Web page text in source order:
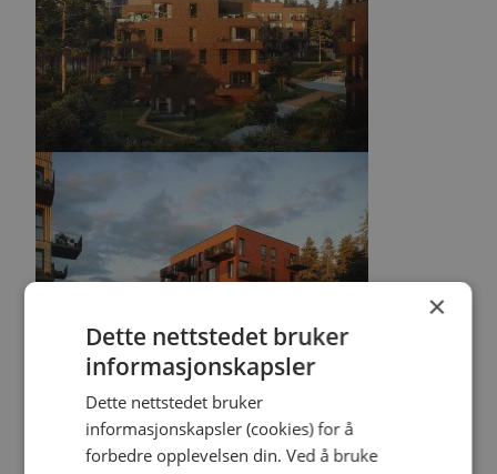
×
Dette nettstedet bruker
informasjonskapsler
Dette nettstedet bruker
informasjonskapsler (cookies) for å
forbedre opplevelsen din. Ved å bruke